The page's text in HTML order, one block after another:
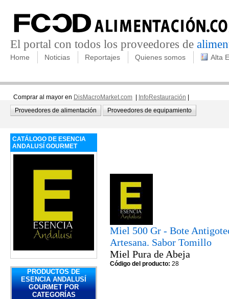
El portal con todos los proveedores de
Home Noticias Reportajes Quienes somos Alta
Comprar al mayor en DisMacroMarket.com InfoRestauración
Proveedores de alimentación
Proveedores de equipamiento
CATÁLOGO DE ESENCIA
ANDALUSÍ GOURMET
PRODUCTOS DE
ESENCIA ANDALUSÍ
GOURMET POR
CATEGORÍAS
Miel 500 Gr - Bote
Artesana. Sabor Tomillo
Miel Pura de Abeja
Código del producto: 28